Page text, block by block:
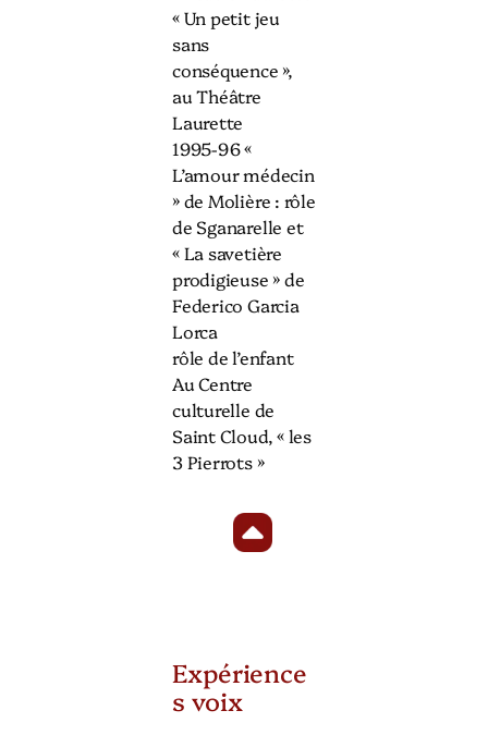
« Un petit jeu
sans
conséquence »,
au Théâtre
Laurette
1995-96 «
L’amour médecin
» de Molière : rôle
de Sganarelle et
« La savetière
prodigieuse » de
Federico Garcia
Lorca
rôle de l’enfant
Au Centre
culturelle de
Saint Cloud, « les
3 Pierrots »
Expérience
s voix